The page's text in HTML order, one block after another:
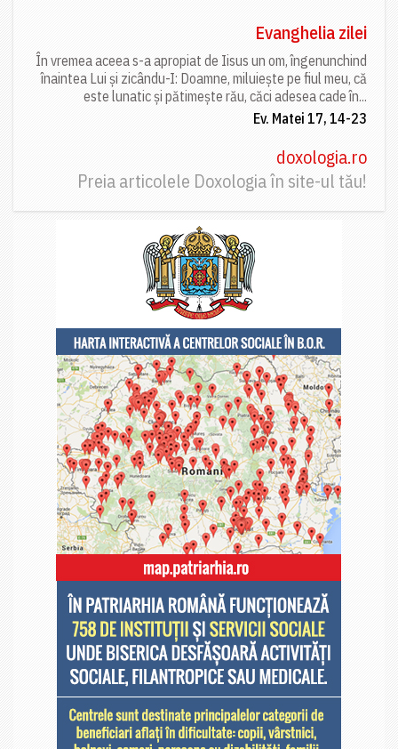
Evanghelia zilei
În vremea aceea s-a apropiat de Iisus un om, îngenunchind
înaintea Lui și zicându-I: Doamne, miluiește pe fiul meu, că
este lunatic și pătimește rău, căci adesea cade în...
Ev. Matei 17, 14-23
doxologia.ro
Preia articolele Doxologia în site-ul tău!